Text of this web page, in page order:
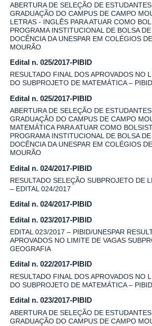
ABERTURA DE SELEÇÃO DE
GRADUAÇÃO DO CAMPUS DE CAMPO
LETRAS - INGLÊS PARA ATUAR COMO
PROGRAMA INSTITUCIONAL DE BOLSA
DOCÊNCIA DA UNESPAR EM COLÉGIOS
MOURÃO
Edital n. 025/2017-PIBID
RESULTADO FINAL DOS APROVADOS NO
DO SUBPROJETO DE MATEMÁTICA – PIBID
Edital n. 025/2017-PIBID
ABERTURA DE SELEÇÃO DE
GRADUAÇÃO DO CAMPUS DE CAMPO
MATEMÁTICA PARA ATUAR COMO
PROGRAMA INSTITUCIONAL DE BOLSA
DOCÊNCIA DA UNESPAR EM COLÉGIOS
MOURÃO
Edital n. 024/2017-PIBID
RESULTADO SELEÇÃO SUBPROJETO DE
– EDITAL 024/2017
Edital n. 024/2017-PIBID
Edital n. 023/2017-PIBID
EDITAL 023/2017 – PIBID/UNESPAR
APROVADOS NO LIMITE DE VAGAS
GEOGRAFIA
Edital n. 022/2017-PIBID
RESULTADO FINAL DOS APROVADOS NO
DO SUBPROJETO DE MATEMÁTICA – PIBID
Edital n. 023/2017-PIBID
ABERTURA DE SELEÇÃO DE
GRADUAÇÃO DO CAMPUS DE CAMPO